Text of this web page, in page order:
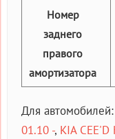
Номер
заднего
правого
амортизатора
Для автомобилей:
01.10 -, KIA CEE'D